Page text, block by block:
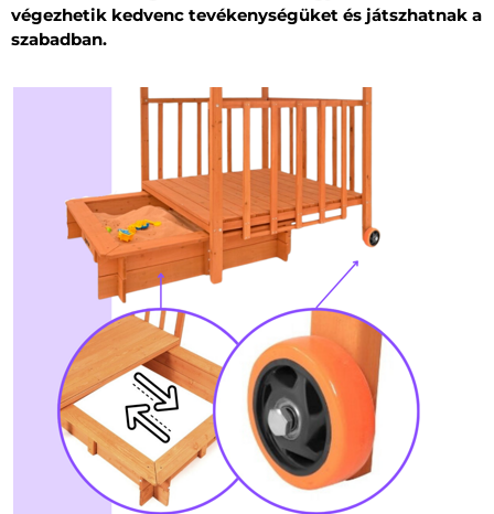
végezhetik kedvenc tevékenységüket és játszhatnak a
szabadban.